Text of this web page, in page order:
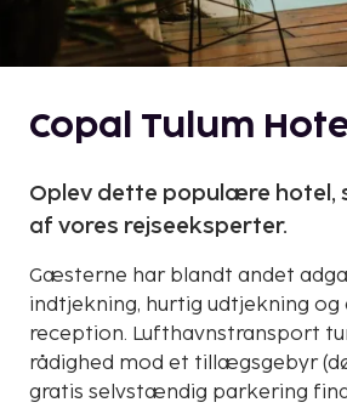
Copal Tulum
Oplev dette populære hotel,
af vores rejseeksperter.
Gæsterne har blandt andet
indtjekning, hurtig udtjekning og
reception. Lufthavnstransport
rådighed mod et tillægsgebyr
gratis selvstændig parkering